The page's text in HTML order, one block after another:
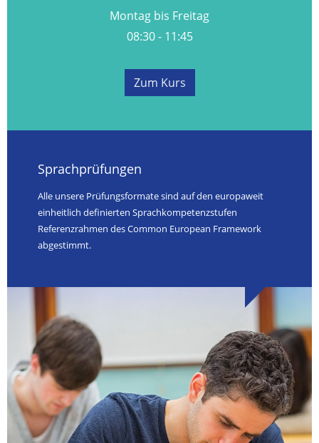
Montag bis Freitag
08:30 - 11:45
Zum Kurs
Sprachprüfungen
Alle unsere Prüfungsformate sind auf den europaweit
einheitlich definierten Sprachkompetenzstufen
Referenzrahmen des Common European Framework
abgestimmt.